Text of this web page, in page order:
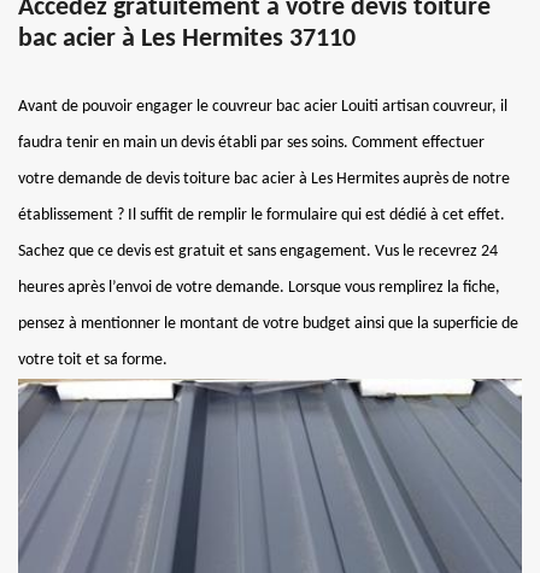
Accédez gratuitement à votre devis toiture
bac acier à Les Hermites 37110
Avant de pouvoir engager le couvreur bac acier Louiti artisan couvreur, il
faudra tenir en main un devis établi par ses soins. Comment effectuer
votre demande de devis toiture bac acier à Les Hermites auprès de notre
établissement ? Il suffit de remplir le formulaire qui est dédié à cet effet.
Sachez que ce devis est gratuit et sans engagement. Vus le recevrez 24
heures après l’envoi de votre demande. Lorsque vous remplirez la fiche,
pensez à mentionner le montant de votre budget ainsi que la superficie de
votre toit et sa forme.